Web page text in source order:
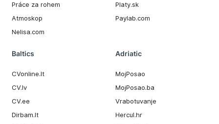
Práce za rohem
Atmoskop
Nelisa.com
Platy.sk
Paylab.com
Baltics
CVonline.lt
CV.lv
CV.ee
Dirbam.It
Adriatic
MojPosao
MojPosao.ba
Vrabotuvanje
Hercul.hr